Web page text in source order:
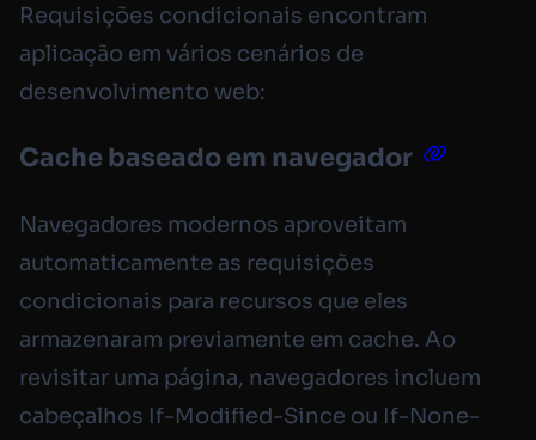
Requisições condicionais encontram
aplicação em vários cenários de
desenvolvimento web:
Cache baseado em navegador
Navegadores modernos aproveitam
automaticamente as requisições
condicionais para recursos que eles
armazenaram previamente em cache. Ao
revisitar uma página, navegadores incluem
cabeçalhos If-Modified-Since ou If-None-